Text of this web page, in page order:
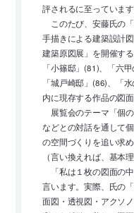
評されるに至っています
このたび、安藤氏の
手描きによる建築設計
建築原図展」を開催す
「小篠邸」(81)、「六
「城戸崎邸」(86)、「
内に現存する作品の図面
展覧会のテーマ「個
などとの対話を通して
の空間づくりを追い求
（言い換えれば、基本
「私は１枚の図面の
言います。実際、氏の
面図・透視図・アクソ